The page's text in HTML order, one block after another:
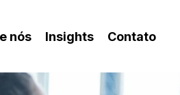
nós Insights Contato